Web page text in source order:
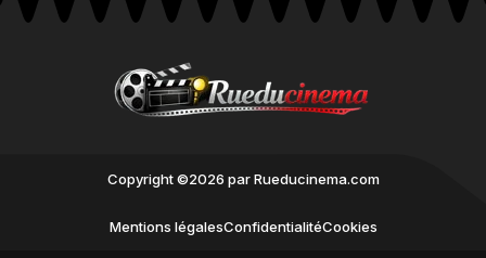
Copyright ©2026 par Rueducinema.com
Mentions légalesConfidentialitéCookies